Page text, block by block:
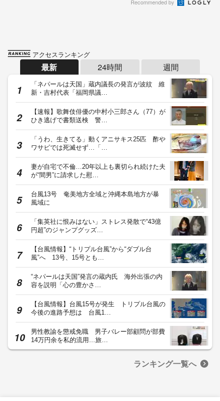
Recommended by
アクセスランキング
最新 24時間 週間
「ネパールは天国」蔵内議長の発言が波紋 維
新・吉村代表「福岡県議…
【速報】歌舞伎俳優の中村小三郎さん（77）が
ひき逃げで書類送検 警…
「うわ、生きてる」動くアニサキス25匹 酢や
ワサビでは死滅せず…「…
妻が自宅で不倫…20年以上も裏切られ続けた夫
が“間男”に請求した慰…
台風13号 奄美地方全域と沖縄本島地方が暴
風域に
「集英社に恨みはない」ストレス発散で“43億
円超”のジャンプグッズ…
【台風情報】“トリプル台風”から“ダブル台
風”へ 13号、15号とも…
“ネパールは天国”発言の蔵内氏 海外出張の内
容を説明「心の豊かさ…
【台風情報】台風15号が発生 トリプル台風の
今後の進路予想は 台風1…
男性教諭を懲戒免職 男子バレー部顧問が部費
14万円余を私的流用…旅…
ランキング一覧へ